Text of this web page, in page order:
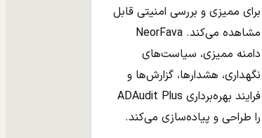
برای ممیزی و بررسی امنیتی قابل
مشاهده می‌کند. NeorFava
دامنه ممیزی، سیاست‌های
نگهداری، هشدارها، گزارش‌ها و
فرایند بهره‌برداری ADAudit Plus
را طراحی و پیاده‌سازی می‌کند.